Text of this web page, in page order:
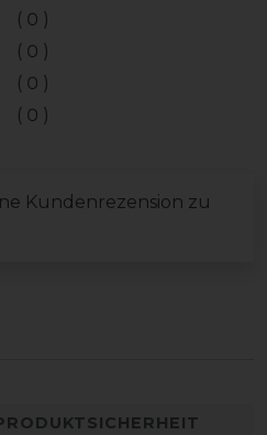
0
0
0
0
Kundenrezension zu